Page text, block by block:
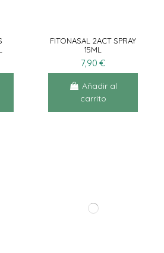
FITONASAL 2ACT SPRAY
15ML
7,90 €
Añadir al
carrito